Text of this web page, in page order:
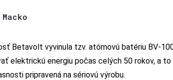
Betavolt vyvinula tzv. atómovú batériu BV-
elektrickú energiu počas celých 50 rokov, a
pripravená na sériovú výrobu.